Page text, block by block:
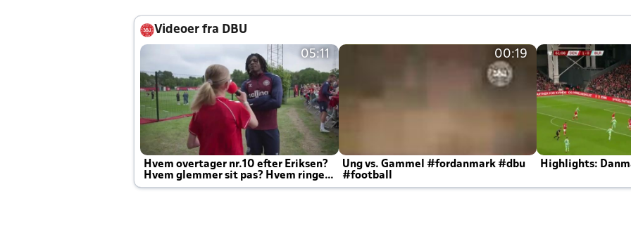
Videoer fra DBU
05:11
Hvem overtager nr.10 efter Eriksen?
Hvem glemmer sit pas? Hvem ringer
Joachim altid til efter kampe?
00:19
Ung vs. Gammel #fordanmark #dbu
#football
Highlights: